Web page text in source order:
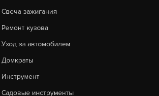
Свеча зажигания
Ремонт кузова
Уход за автомобилем
Домкраты
Инструмент
Садовые инструменты